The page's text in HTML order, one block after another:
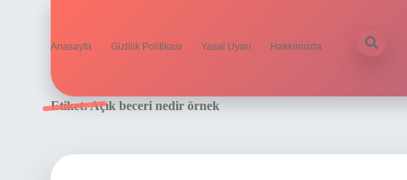
Anasayfa Gizlilik Politikası Yasal Uyarı Hakkımızda
Etiket:Açık beceri nedir örnek